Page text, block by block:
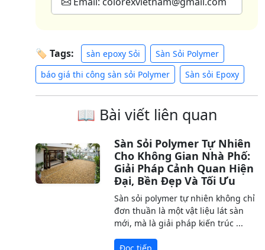
🏷 Tags: sàn epoxy Sỏi
Sàn Sỏi Polymer
báo giá thi công sàn sỏi Polymer
Sàn sỏi Epoxy
📖 Bài viết liên quan
Sàn Sỏi Polymer Tự Nhiên
Cho Không Gian Nhà Phố:
Giải Pháp Cảnh Quan Hiện
Đại, Bền Đẹp Và Tối Ưu
Sàn sỏi polymer tự nhiên không chỉ
đơn thuần là một vật liệu lát sàn
mới, mà là giải pháp kiến trúc ...
Đọc tiếp